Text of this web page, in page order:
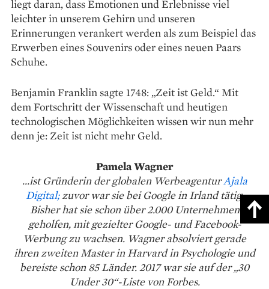
liegt daran, dass Emotionen und Erlebnisse viel
leichter in unserem Gehirn und unseren
Erinnerungen verankert werden als zum Beispiel das
Erwerben eines Souvenirs oder eines neuen Paars
Schuhe.
Benjamin Franklin sagte 1748: „Zeit ist Geld.“ Mit
dem Fortschritt der Wissenschaft und heutigen
technologischen Möglichkeiten wissen wir nun mehr
denn je: Zeit ist nicht mehr Geld.
Pamela Wagner
...ist Gründerin der globalen WerbeagenturAjala
Digital;zuvor war sie bei Google in Irland tätig.
Bisher hat sie schon über 2.000 Unternehmen
geholfen, mit gezielter Google- und Facebook-
Werbung zu wachsen. Wagner absolviert gerade
ihren zweiten Master in Harvard in Psychologie und
bereiste schon 85 Länder. 2017 war sie auf der „30
Under 30“-Liste von Forbes.